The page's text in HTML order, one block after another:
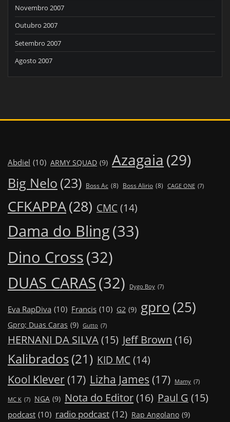
Novembro 2007
Outubro 2007
Setembro 2007
Agosto 2007
Abdiel (10) ARMY SQUAD (9) Azagaia (29)
Big Nelo (23) Boss Ac (8) Boss Alirio (8) CAGE ONE (7)
CFKAPPA(28) CMC (14)
Dama do Bling(33)
Dino Cross(32)
DUAS CARAS(32) Dygo Boy (7)
Eva RapDiva (10) Francis (10) G2 (9) gpro(25)
Gpro; Duas Caras (9) Gutto (7)
HERNANI DA SILVA(15) Jeff Brown (16)
Kalibrados(21) KID MC (14)
Kool Klever (17) Lizha James (17) Mamy (7)
MC K (7) NGA (9) Nota do Editor(16) Paul G (15)
podcast (10) radio podcast (12) Rap Angolano (9)